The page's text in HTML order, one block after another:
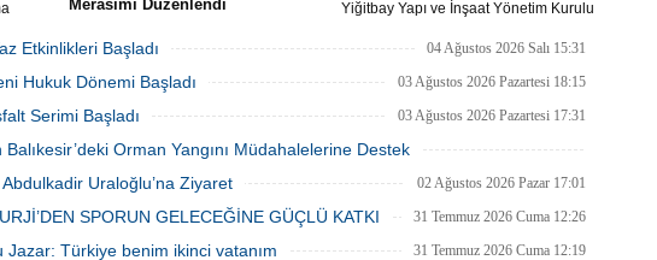
Merasimi Düzenlendi
rahmet-i Rahman'a kavuşan kıymetli
babası Selahattin Yalçın için, Eğitim-Bir-
Sen İstanbul Şubelerinin
günü Sultanbeyli Abdurrahmangazi
Yiğitbay Yapı ve İnşaat Yönetim Kurulu
Bayraklı, emlak ve gayrimenkul
ağırladı
Etkinlikleri Başladı 04 Ağustos 2026 Salı 15:31
Hukuk Dönemi Başladı 03 Ağustos 2026 Pazartesi 18:15
Serimi Başladı 03 Ağustos 2026 Pazartesi 17:31
Orman Yangını Müdahalelerine Destek
03 Ağustos 2026 Pazartesi 11:55
Uraloğlu’na Ziyaret 02 Ağustos 2026 Pazar 17:01
SPORUN GELECEĞİNE GÜÇLÜ KATKI 31 Temmuz 2026 Cuma 12:26
Jazar: Türkiye benim ikinci vatanım 31 Temmuz 2026 Cuma 12:19